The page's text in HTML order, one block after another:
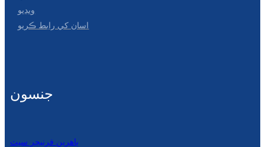
ويڊيو
اسان کي رابط ڪريو
جنسون
ٻاهرين فرنيچر سيٽ